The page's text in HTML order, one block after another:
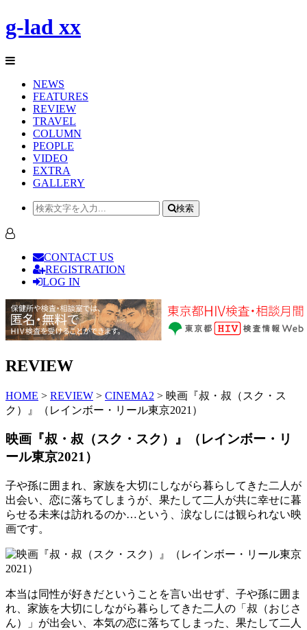
g-lad xx
NEWS
FEATURES
REVIEW
TRAVEL
COLUMN
PEOPLE
VIDEO
EXTRA
GALLERY
検索
CONTACT US
REGISTRATION
LOG IN
REVIEW
HOME > REVIEW > CINEMA2 > 映画『叔・叔（スク・ス
ク）』（レインボー・リール東京2021）
映画『叔・叔（スク・スク）』（レインボー・リ
ール東京2021）
子や孫に囲まれ、家族を大切にしながら暮らしてきた二人が
出会い、恋に落ちてしまうが、果たして二人が共に幸せに暮
らせる未来は訪れるのか…という、涙なしには観られない映
画です。
本当は同性が好きだということを言い出せず、子や孫に囲ま
れ、家族を大切にしながら暮らしてきた二人の「叔（おじさ
ん）」が出会い、本気の恋に落ちてしまった、果たして二人